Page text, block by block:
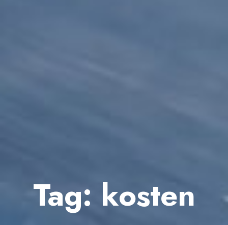
Tag: kosten